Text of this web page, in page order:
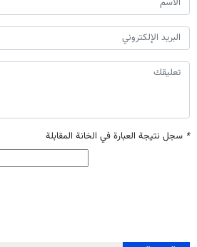
* سجل نتيجة العبارة في الخانة المقابلة